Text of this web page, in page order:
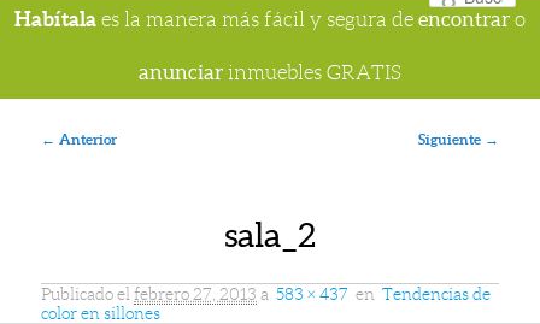
Habítala es la manera más fácil y segura de encontrar o
anunciar inmuebles GRATIS
Navegador de imágenes
← Anterior Siguiente →
sala_2
Publicado el febrero 27, 2013 a 583 × 437 en Tendencias de
color en sillones